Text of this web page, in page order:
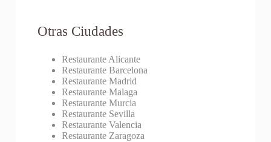
Otras Ciudades
Restaurante Alicante
Restaurante Barcelona
Restaurante Madrid
Restaurante Malaga
Restaurante Murcia
Restaurante Sevilla
Restaurante Valencia
Restaurante Zaragoza